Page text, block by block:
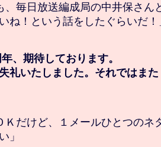
、毎日放送編成局の中井保さん
ね！という話をしたぐらいだ！
、期待しております。
礼いたしました。それではまた
Ｋだけど、１メールひとつのネ
」